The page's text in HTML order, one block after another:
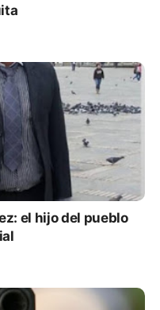
el hijo del pueblo